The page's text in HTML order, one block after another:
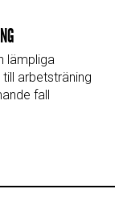
lämpliga
arbetsträning
fall